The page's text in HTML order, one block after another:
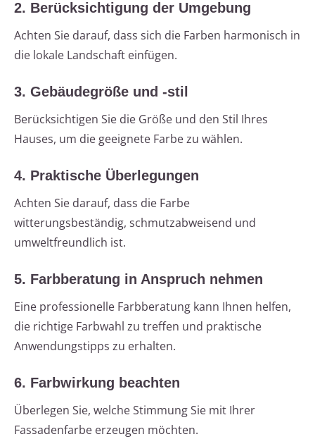
2. Berücksichtigung der Umgebung
Achten Sie darauf, dass sich die Farben harmonisch in
die lokale Landschaft einfügen.
3. Gebäudegröße und -stil
Berücksichtigen Sie die Größe und den Stil Ihres
Hauses, um die geeignete Farbe zu wählen.
4. Praktische Überlegungen
Achten Sie darauf, dass die Farbe
witterungsbeständig, schmutzabweisend und
umweltfreundlich ist.
5. Farbberatung in Anspruch nehmen
Eine professionelle Farbberatung kann Ihnen helfen,
die richtige Farbwahl zu treffen und praktische
Anwendungstipps zu erhalten.
6. Farbwirkung beachten
Überlegen Sie, welche Stimmung Sie mit Ihrer
Fassadenfarbe erzeugen möchten.